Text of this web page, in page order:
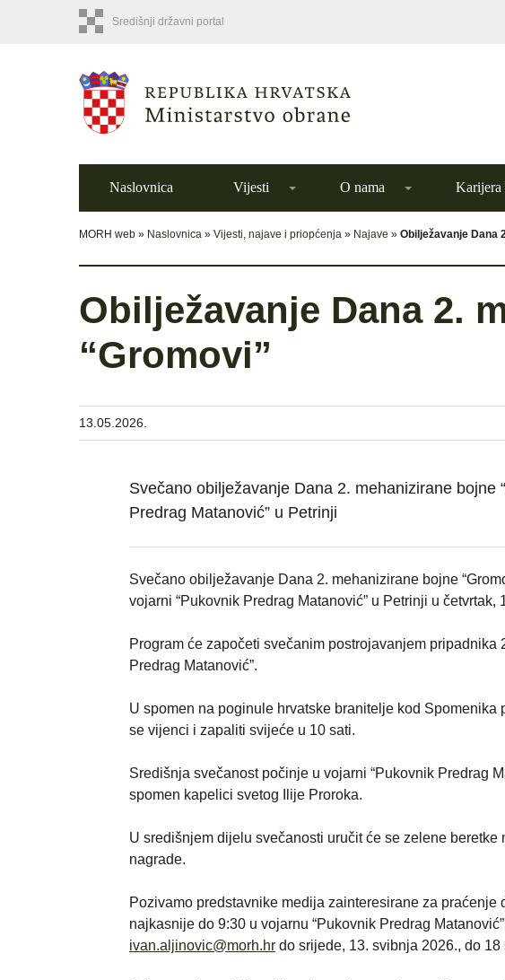
Središnji državni portal
Naslovnica Vijesti O nama
MORH web » Naslovnica » Vijesti, najave i priopćenja » Najave » Obilježavanje Dana
Obilježavanje Dana 2.
“Gromovi”
13.05.2026.
Svečano obilježavanje Dana 2. mehanizirane bojne
Predrag Matanović” u Petrinji
Svečano obilježavanje Dana 2. mehanizirane bojne
vojarni “Pukovnik Predrag Matanović” u Petrinji u četvrtak,
Program će započeti svečanim postrojavanjem pripadnika
Predrag Matanović”.
U spomen na poginule hrvatske branitelje kod
se vijenci i zapaliti svijeće u 10 sati.
Središnja svečanost počinje u vojarni “Pukovnik Predrag
spomen kapelici svetog Ilije Proroka.
U središnjem dijelu svečanosti uručit će se zelene
nagrade.
Pozivamo predstavnike medija zainteresirane za
najkasnije do 9:30 u vojarnu “Pukovnik Predrag
ivan.aljinovic@morh.hr do srijede, 13. svibnja 2026., do 18